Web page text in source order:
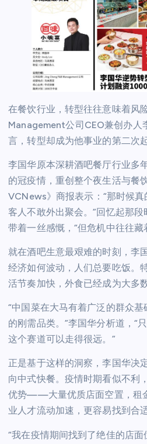
在餐饮行业，转型往往意味着风
Management公司CEO兼创办人
言，转型却成为他事业的第二次起
李国华原本深耕酒吧餐厅行业多
的冠疫情，重创整个夜生活与餐
VCNews》商报表示：“那时候真
客人不敢外出聚会。”回忆起那
带着一丝感慨，“但危机中往往藏
就在酒吧生意最艰难的时刻，李
经济如何波动，人们总要吃饭。
活节奏加快，外食已经成为大多
“中国菜在大马有着广泛的群众
的刚需品类。”李国华分析道，“
这个赛道可以走得很远。”
正是基于这样的洞察，李国华决
向中式快餐。疫情时期看似不利
优势——大量优质店面空置，租
业人才流动加速，更容易找到合
“我在疫情期间找到了绝佳的店